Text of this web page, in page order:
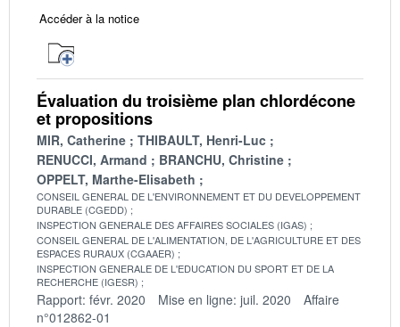
Accéder à la notice
Évaluation du troisième plan chlordécone
et propositions
MIR, Catherine
THIBAULT, Henri-Luc
RENUCCI, Armand
BRANCHU, Christine
OPPELT, Marthe-Elisabeth
CONSEIL GENERAL DE L'ENVIRONNEMENT ET DU DEVELOPPEMENT
DURABLE (CGEDD)
INSPECTION GENERALE DES AFFAIRES SOCIALES (IGAS)
CONSEIL GENERAL DE L'ALIMENTATION, DE L'AGRICULTURE ET DES
ESPACES RURAUX (CGAAER)
INSPECTION GENERALE DE L'EDUCATION DU SPORT ET DE LA
RECHERCHE (IGESR)
Rapport: févr. 2020 Mise en ligne: juil. 2020
Affaire
n°012862-01